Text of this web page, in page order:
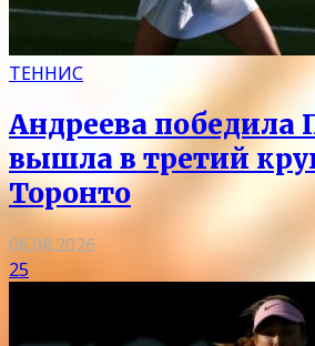
ТЕННИС
Андреева победила
вышла в третий
Торонто
06.08.2026
25